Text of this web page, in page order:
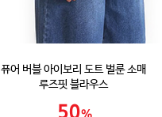
퓨어 버블 아이보리 도트 벌룬 소매
루즈핏 블라우스